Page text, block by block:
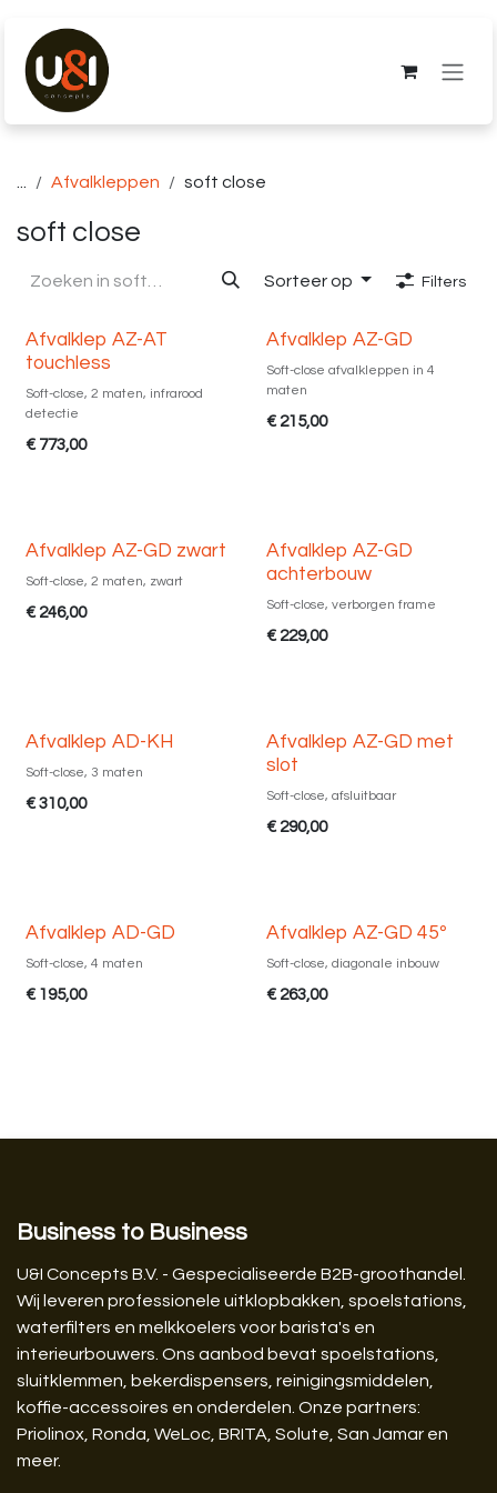
Afvalkleppen soft close
soft close
Sorteer op Filters
Nieuw!
Afvalklep AZ-AT
touchless
Soft-close, 2 maten, infrarood
detectie
€ 773,00
Diverse maten
Afvalklep AZ-GD
Soft-close afvalkleppen in 4
maten
€ 215,00
Diverse maten
Afvalklep AZ-GD zwart
Soft-close, 2 maten, zwart
€ 246,00
Afvalklep AZ-GD
achterbouw
Soft-close, verborgen frame
€ 229,00
Diverse maten
Afvalklep AD-KH
Soft-close, 3 maten
€310,00
Afvalklep AZ-GD met
slot
Soft-close, afsluitbaar
€ 290,00
Diverse maten
Afvalklep AD-GD
Soft-close, 4 maten
€ 195,00
Afvalklep AZ-GD 45º
Soft-close, diagonale inbouw
€ 263,00
Business to Business
U&I Concepts B.V. - Gespecialiseerde B2B-groothandel.
Wij leveren professionele uitklopbakken, spoelstations,
waterfilters en melkkoelers voor barista's en
interieurbouwers. Ons aanbod bevat spoelstations,
sluitklemmen, bekerdispensers, reinigingsmiddelen,
koffie-accessoires en onderdelen. Onze partners:
Priolinox, Ronda, WeLoc, BRITA, Solute, San Jamar en
meer.